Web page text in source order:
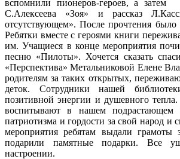
вспомнили пионеров-героев, а затем
С.Алексеева «Зоя» и рассказ
отсутствующем». После прочтения было
Ребятки вместе с героями книги
им. Учащиеся в конце мероприятия
песню «Пилоты». Хочется сказать
«Перспектива» Метальниковой Елене
родителям за таких открытых,
деток. Сотрудники нашей
позитивной энергии и душевного
воспитывают в нашем подрастающем
патриотизма и гордости за свой народ и
мероприятия ребятам выдали грамоты
подарили памятные подарки. Все
настроении.